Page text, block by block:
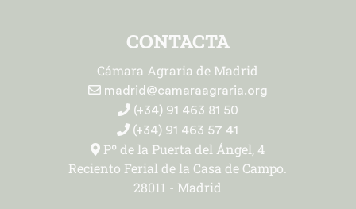
CONTACTA
Cámara Agraria de Madrid
madrid@camaraagraria.org
(+34) 91 463 81 50
(+34) 91 463 57 41
Pº de la Puerta del Ángel, 4
Reciento Ferial de la Casa de Campo.
28011 - Madrid